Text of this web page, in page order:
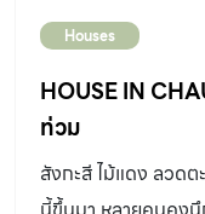
Houses
HOUSE IN
ท่วม
สังกะสี ไม้แดง ลวดต